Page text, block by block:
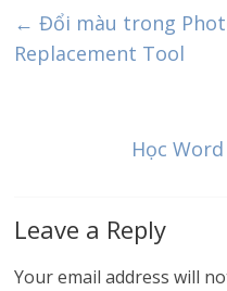
← Đổi màu trong
Replacement Tool
Học
Leave a Reply
Your email address will